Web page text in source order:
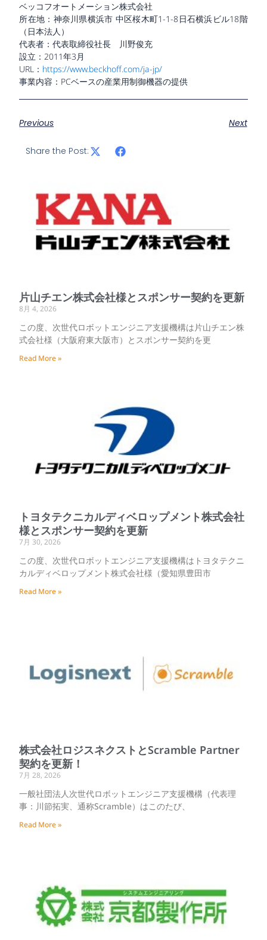
ベッコフオートメーション株式会社
所在地：神奈川県横浜市 中区桜木町1-1-8日石横浜ビル18階
（日本法人）
代表者：代表取締役社長 川野俊充
設立：2011年3月
URL： https://www.beckhoff.com/ja-jp/
事業内容：PCベースの産業用制御機器の提供
Previous Next
Share the Post:
片山チエン株式会社様とスポンサー契約を更新
8月 4, 2026
この度、次世代ロボットエンジニア支援機構は片山チエン株
式会社様（大阪府東大阪市）とスポンサー契約を更
Read More »
トヨタテクニカルディベロップメント株式会社
様とスポンサー契約を更新
7月 30, 2026
この度、次世代ロボットエンジニア支援機構はトヨタテクニ
カルディベロップメント株式会社様（愛知県豊田市
Read More »
株式会社ロジスネクストとScramble Partner
契約を更新！
7月 28, 2026
一般社団法人次世代ロボットエンジニア支援機構（代表理
事：川節拓実、通称Scramble）はこのたび、
Read More »